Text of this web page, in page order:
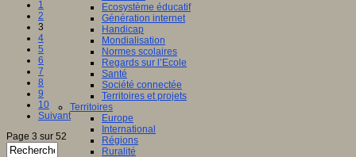
Ecosystème éducatif
Génération internet
Handicap
Mondialisation
Normes scolaires
Regards sur l’Ecole
Santé
Société connectée
Territoires et projets
Territoires
Europe
International
Régions
Ruralité
1
2
3
4
5
6
7
8
9
10
Suivant
Page 3 sur 52